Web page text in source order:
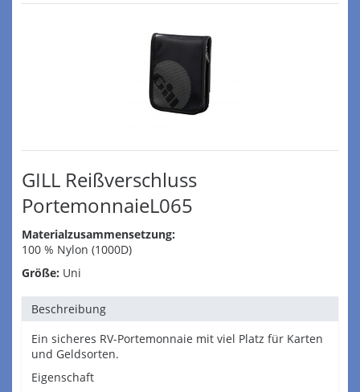
GILL Reißverschluss
PortemonnaieL065
Materialzusammensetzung:
100 % Nylon (1000D)
Größe: Uni
Beschreibung
Ein sicheres RV-Portemonnaie mit viel Platz für Karten
und Geldsorten.
Eigenschaft